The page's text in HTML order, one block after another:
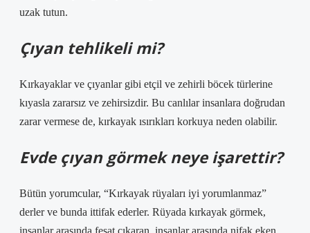
uzak tutun.
Çıyan tehlikeli mi?
Kırkayaklar ve çıyanlar gibi etçil ve zehirli böcek türlerine
kıyasla zararsız ve zehirsizdir. Bu canlılar insanlara doğrudan
zarar vermese de, kırkayak ısırıkları korkuya neden olabilir.
Evde çıyan görmek neye işarettir?
Bütün yorumcular, “Kırkayak rüyaları iyi yorumlanmaz”
derler ve bunda ittifak ederler. Rüyada kırkayak görmek,
insanlar arasında fesat çıkaran, insanlar arasında nifak eken